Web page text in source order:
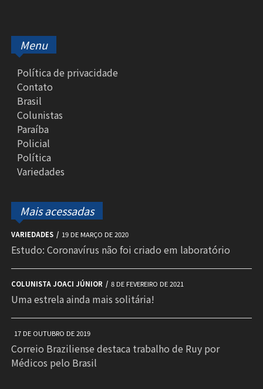
Menu
Política de privacidade
Contato
Brasil
Colunistas
Paraíba
Policial
Política
Variedades
Mais acessadas
VARIEDADES 19 DE MARÇO DE 2020
Estudo: Coronavírus não foi criado em laboratório
COLUNISTA JOACI JÚNIOR 8 DE FEVEREIRO DE 2021
Uma estrela ainda mais solitária!
17 DE OUTUBRO DE 2019
Correio Braziliense destaca trabalho de Ruy por
Médicos pelo Brasil